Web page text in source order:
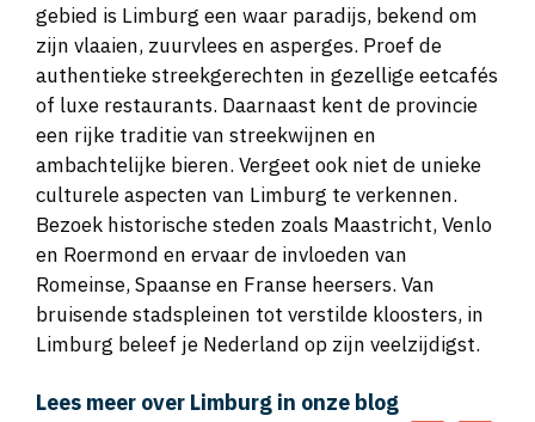
gebied is Limburg een waar paradijs, bekend om
zijn vlaaien, zuurvlees en asperges. Proef de
authentieke streekgerechten in gezellige eetcafés
of luxe restaurants. Daarnaast kent de provincie
een rijke traditie van streekwijnen en
ambachtelijke bieren. Vergeet ook niet de unieke
culturele aspecten van Limburg te verkennen.
Bezoek historische steden zoals Maastricht, Venlo
en Roermond en ervaar de invloeden van
Romeinse, Spaanse en Franse heersers. Van
bruisende stadspleinen tot verstilde kloosters, in
Limburg beleef je Nederland op zijn veelzijdigst.
Lees meer over Limburg in onze blog